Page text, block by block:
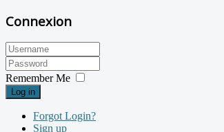
Connexion
Remember Me
Log in
Forgot Login?
Sign up